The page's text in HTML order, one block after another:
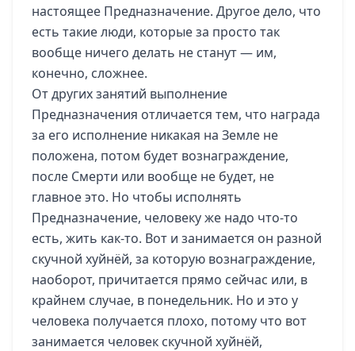
настоящее Предназначение. Другое дело, что
есть такие люди, которые за просто так
вообще ничего делать не станут — им,
конечно, сложнее.
От других занятий выполнение
Предназначения отличается тем, что награда
за его исполнение никакая на Земле не
положена, потом будет вознаграждение,
после Смерти или вообще не будет, не
главное это. Но чтобы исполнять
Предназначение, человеку же надо что-то
есть, жить как-то. Вот и занимается он разной
скучной хуйнёй, за которую вознаграждение,
наоборот, причитается прямо сейчас или, в
крайнем случае, в понедельник. Но и это у
человека получается плохо, потому что вот
занимается человек скучной хуйнёй,